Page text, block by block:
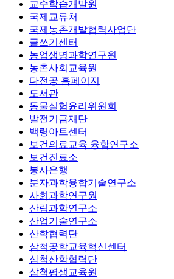
교수학습개발원
국제교류처
국제농촌개발협력사업단
글쓰기센터
농업생명과학연구원
농촌사회교육원
다전공 홈페이지
도서관
동물실험윤리위원회
발전기금재단
백령아트센터
보건의료교육 융합연구소
보건진료소
봉사은행
분자과학융합기술연구소
사회과학연구원
산림과학연구소
산업기술연구소
산학협력단
삼척공학교육혁신센터
삼척산학협력단
삼척평생교육원